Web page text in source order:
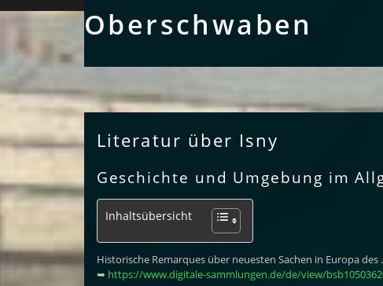
Ober­schwaben
Literatur über Isny
Geschichte und Umgebung im
Inhaltsübersicht
Historische Remarques über neuesten Sachen in Europa des
➥ https://www.digitale-sammlungen.de/de/view/